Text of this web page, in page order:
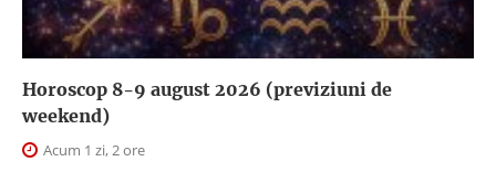
Horoscop 8-9 august 2026 (previziuni de
weekend)
Acum 1 zi, 2 ore